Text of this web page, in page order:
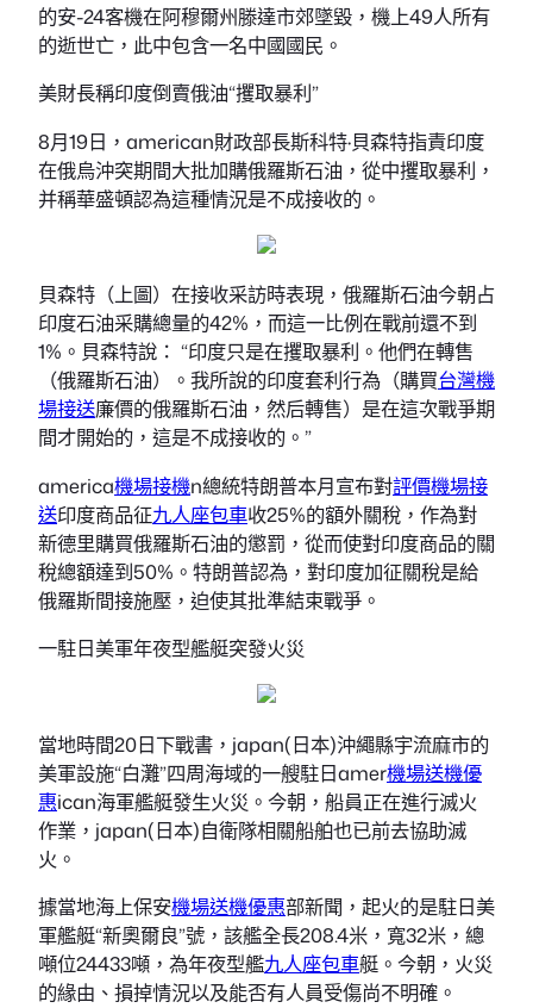
的安-24客機在阿穆爾州滕達市郊墜毀，機上49人所有
的逝世亡，此中包含一名中國國民。
美財長稱印度倒賣俄油“攫取暴利”
8月19日，american財政部長斯科特·貝森特指責印度
在俄烏沖突期間大批加購俄羅斯石油，從中攫取暴利，
并稱華盛頓認為這種情況是不成接收的。
貝森特（上圖）在接收采訪時表現，俄羅斯石油今朝占
印度石油采購總量的42%，而這一比例在戰前還不到
1%。貝森特說： “印度只是在攫取暴利。他們在轉售
（俄羅斯石油）。我所說的印度套利行為（購買台灣機
場接送廉價的俄羅斯石油，然后轉售）是在這次戰爭期
間才開始的，這是不成接收的。”
america機場接機n總統特朗普本月宣布對評價機場接
送印度商品征九人座包車收25%的額外關稅，作為對
新德里購買俄羅斯石油的懲罰，從而使對印度商品的關
稅總額達到50%。特朗普認為，對印度加征關稅是給
俄羅斯間接施壓，迫使其批準結束戰爭。
一駐日美軍年夜型艦艇突發火災
當地時間20日下戰書，japan(日本)沖繩縣宇流麻市的
美軍設施“白灘”四周海域的一艘駐日amer機場送機優
惠ican海軍艦艇發生火災。今朝，船員正在進行滅火
作業，japan(日本)自衛隊相關船舶也已前去協助滅
火。
據當地海上保安機場送機優惠部新聞，起火的是駐日美
軍艦艇“新奧爾良”號，該艦全長208.4米，寬32米，總
噸位24433噸，為年夜型艦九人座包車艇。今朝，火災
的緣由、損掉情況以及能否有人員受傷尚不明確。